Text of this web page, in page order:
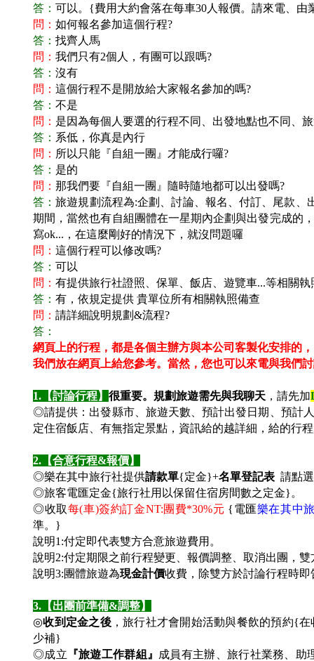
答： 可以。{費用大約會落在每車30人報價。請來電、由
問： 如何報名參加這個行程?
答： 找齊人馬
問： 我們只有2個人，有團可以跟嗎?
答： 沒有
問： 這個行程不是開放給大家報名參加的嗎?
答： 不是
問： 是因為每個人要選的行程不同、出發地點也不同、
答： 系低，你真是內行
問： 所以只能『自組一團』才能成行囉?
答： 是的
問： 那我們要『自組一團』隨時隨地都可以出發嗎?
答：旅遊規劃流程為:企劃、討論、報名、付訂、尾款
期間，當然也有自組團體在一星期內企劃與出發完成的
寫ok...，在這麼剛好的情況下，就沒問題囉
問： 這個行程可以修改嗎?
答： 可以
問： 有提供旅行社證照、保單、飯店、遊覽車...等相關
答： 有，依規定提供 貴單位所有相關執照備查
問： 請詳細說明規劃&流程?
答：
網頁上的行程，都是各個主辦方與本公司客製化安排的，
我們放在網頁上給您參考。 當然，您也可以來電與我們
1. 【討論行程】 很重要。規劃旅遊需先與我聊天 ，請先加
◎請提供：出發縣市、旅遊天數、預計出發日期、預計
定住宿飯店、有無指定景點，資訊給的越詳細，給的行
2. 【合意行程&報價】
◎樂在其中旅行社提供請款單{定金}+名單登記表 請點
◎旅客電匯定金{旅行社用以保留住宿房間數之定金}。
◎收取每(車)簽約訂金NT:團費*30%元 {電匯樂在其中
準。 }
說明1:付定即代表雙方合意旅遊費用。
說明2:付定期限之前行程變更、報價調整、取消出團，
說明3:團體旅遊為現金計價收費，除雙方於討論行程時
3. 【出團前準備&調整】
◎收到定金之後，旅行社才會開始活動與餐飲的預約{
少補}
◎成立 『旅遊工作群組』
成員有主辦、旅行社業務、